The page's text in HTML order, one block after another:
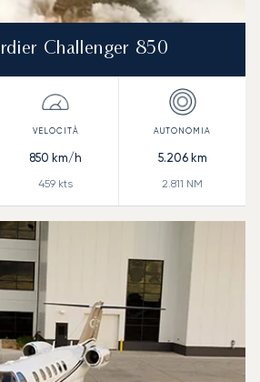
Challenger 850
850 km/h
459 kts
5.206km
2.811 NM